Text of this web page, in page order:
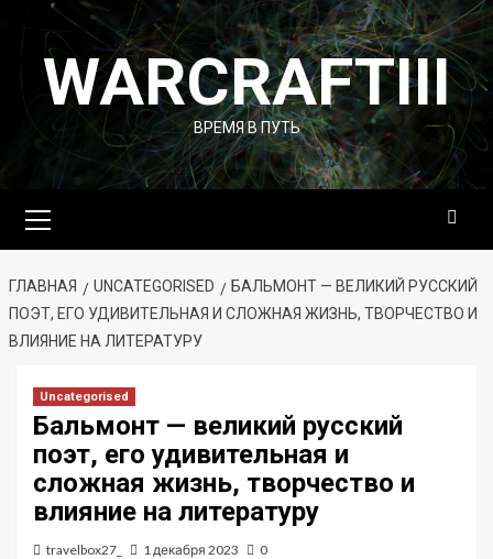
Перейти
содержимому
WARCRAFTIII
ВРЕМЯ В ПУТЬ
меню
ГЛАВНАЯ UNCATEGORISED
БАЛЬМОНТ — ВЕЛИКИЙ РУССКИЙ
ПОЭТ, ЕГО УДИВИТЕЛЬНАЯ И СЛОЖНАЯ ЖИЗНЬ, ТВОРЧЕСТВО И
ВЛИЯНИЕ НА ЛИТЕРАТУРУ
Uncategorised
Бальмонт — великий русский
поэт, его удивительная и
сложная жизнь, творчество и
влияние на литературу
travelbox27_ 1 декабря 2023 0